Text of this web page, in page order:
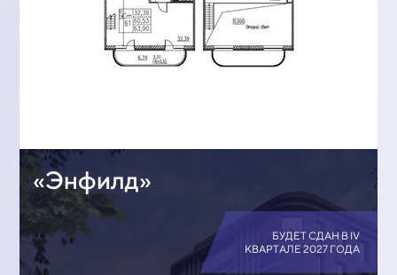
«Энфилд»
БУДЕТ СДАН В IV
КВАРТАЛЕ 2027 ГОДА